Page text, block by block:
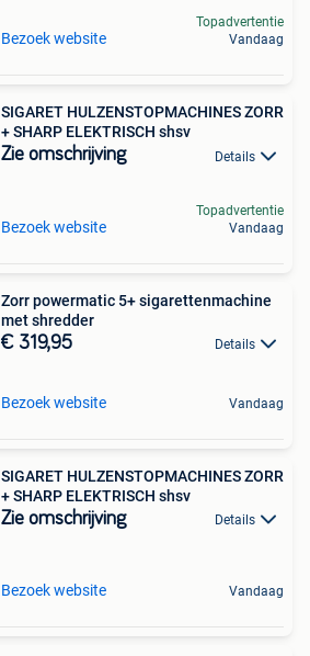
Bezoek website
Topadvertentie
Vandaag
SIGARET HULZENSTOPMACHINES ZORR
+ SHARP ELEKTRISCH shsv
Zie omschrijving Details
Bezoek website
Topadvertentie
Vandaag
Zorr powermatic 5+ sigarettenmachine
met shredder
€ 319,95 Details
Bezoek website Vandaag
SIGARET HULZENSTOPMACHINES ZORR
+ SHARP ELEKTRISCH shsv
Zie omschrijving Details
Bezoek website Vandaag